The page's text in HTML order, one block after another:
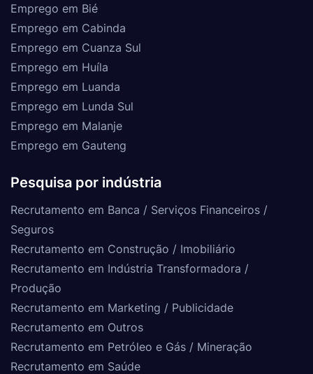
Emprego em Bié
Emprego em Cabinda
Emprego em Cuanza Sul
Emprego em Huíla
Emprego em Luanda
Emprego em Lunda Sul
Emprego em Malanje
Emprego em Gauteng
Pesquisa por indústria
Recrutamento em Banca / Serviços Financeiros /
Seguros
Recrutamento em Construção / Imobiliário
Recrutamento em Indústria Transformadora /
Produção
Recrutamento em Marketing / Publicidade
Recrutamento em Outros
Recrutamento em Petróleo e Gás / Mineração
Recrutamento em Saúde